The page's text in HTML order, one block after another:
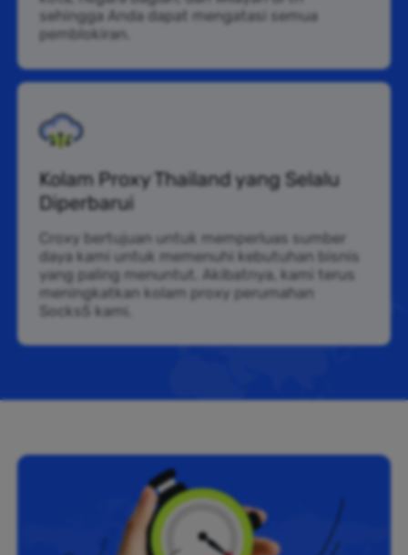
sehingga Anda dapat mengatasi semua
pemblokiran.
Kolam Proxy Thailand yang Selalu
Diperbarui
Croxy bertujuan untuk memperluas sumber
daya kami untuk memenuhi kebutuhan bisnis
yang paling menuntut. Akibatnya, kami terus
meningkatkan kolam proxy perumahan
Socks5 kami.